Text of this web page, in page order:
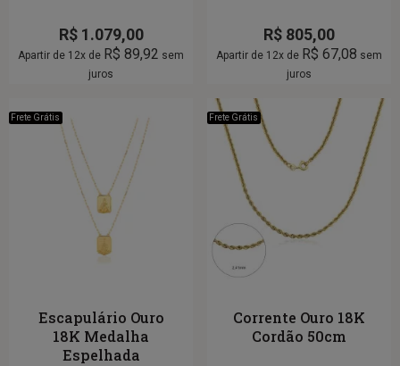
R$1.079,00
Apartir de 12x de R$ 89,92 sem
juros
R$ 805,00
Apartir de 12x de R$ 67,08 sem
juros
Frete Grátis
Escapulário Ouro
18K Medalha
Espelhada
Frete Grátis
Corrente Ouro 18K
Cordão 50cm